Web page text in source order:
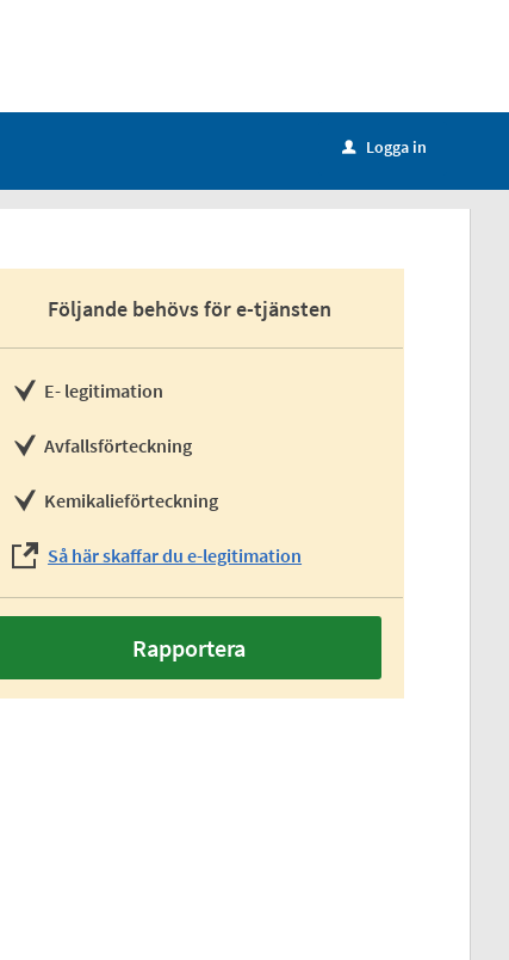
u Logga in
Följande behövs för e-tjänsten
E- legitimation
Avfallsförteckning
Kemikalieförteckning
Så här skaffar du e-legitimation
Rapportera